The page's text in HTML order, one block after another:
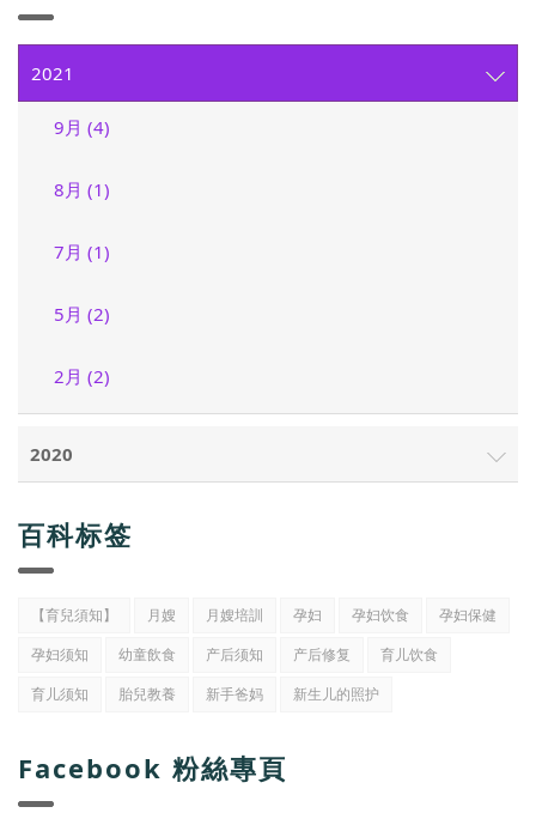
2021
9月 (4)
8月 (1)
7月 (1)
5月 (2)
2月 (2)
2020
百科标签
【育兒須知】 月嫂 月嫂培訓 孕妇 孕妇饮食
孕妇保健
孕妇须知
幼童飲食 产后须知 产后修复
育儿饮食
育儿须知
胎兒教養 新手爸妈 新生儿的照护
Facebook 粉絲專頁